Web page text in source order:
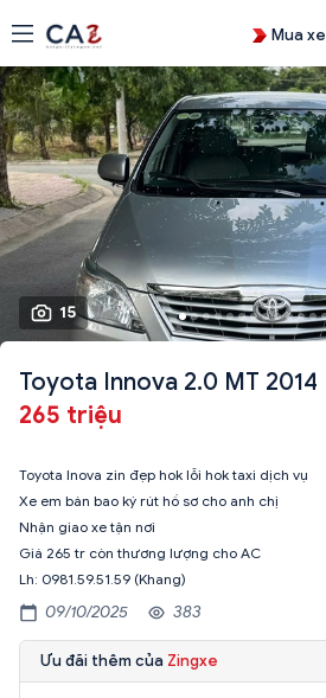
Mua xe
15
Toyota Innova 2.0 MT 2014
265 triệu
Toyota Inova zin đẹp hok lỗi hok taxi dịch vụ
Xe em bán bao ký rút hồ sơ cho anh chị
Nhận giao xe tận nơi
Giá 265 tr còn thương lượng cho AC
Lh: 0981.59.51.59 (Khang)
09/10/2025 383
Ưu đãi thêm của Zingxe